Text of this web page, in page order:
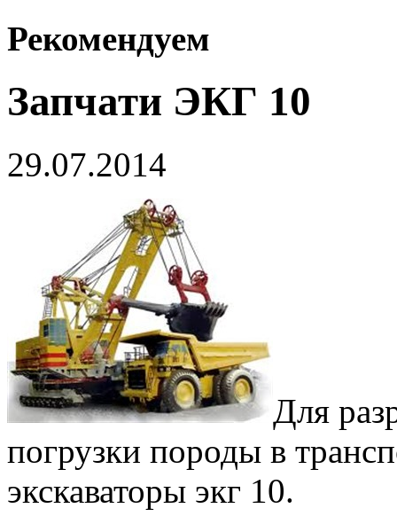
Рекомендуем
Запчати ЭКГ 10
29.07.2014
Для
погрузки породы в
экскаваторы экг 10.